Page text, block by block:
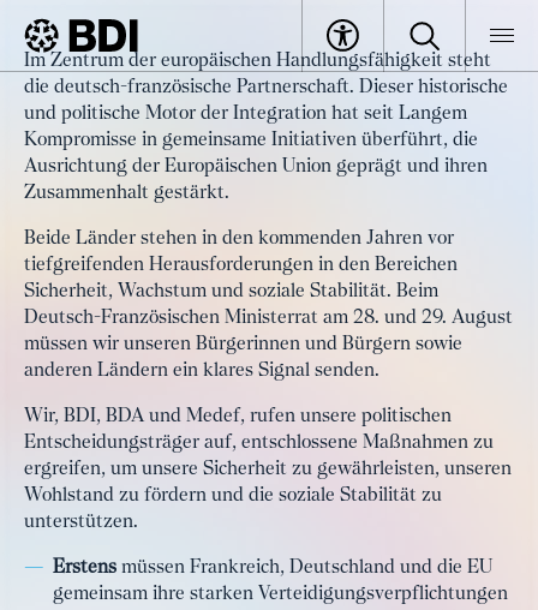
BDI Artikel
Artikel
Gemeinsame Erklärung von BDI,
BDA und MEDEF anlässlich des
Deutsch-Französischen
Ministerrats: Europa am
Scheideweg: Zeit zu führen
Im Zentrum der europäischen Handlungsfähigkeit steht
die deutsch-französische Partnerschaft. Dieser historische
und politische Motor der Integration hat seit Langem
Kompromisse in gemeinsame Initiativen überführt, die
Ausrichtung der Europäischen Union geprägt und ihren
Zusammenhalt gestärkt.
Beide Länder stehen in den kommenden Jahren vor
tiefgreifenden Herausforderungen in den Bereichen
Sicherheit, Wachstum und soziale Stabilität. Beim
Deutsch-Französischen Ministerrat am 28. und 29. August
müssen wir unseren Bürgerinnen und Bürgern sowie
anderen Ländern ein klares Signal senden.
Wir, BDI, BDA und Medef, rufen unsere politischen
Entscheidungsträger auf, entschlossene Maßnahmen zu
ergreifen, um unsere Sicherheit zu gewährleisten, unseren
Wohlstand zu fördern und die soziale Stabilität zu
unterstützen.
Erstens müssen Frankreich, Deutschland und die EU
gemeinsam ihre starken Verteidigungsverpflichtungen